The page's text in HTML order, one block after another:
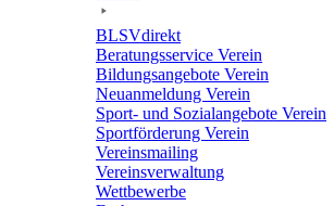
BLSVdi­rekt
Bera­tungs­ser­vice Verein
Bildungs­an­ge­bote Verein
Neuan­mel­dung Verein
Sport- und Sozi­al­an­ge­bote Verein
Sport­för­de­rung Verein
Vereins­mai­ling
Vereins­ver­wal­tung
Wett­be­werbe